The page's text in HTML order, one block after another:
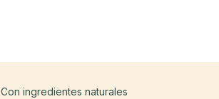
Con ingredientes naturales